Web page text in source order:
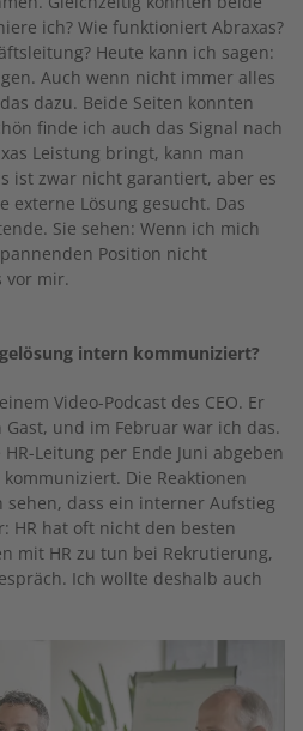
ich? Wie funktioniert Abraxas?
Heute kann ich sagen:
Auch wenn nicht immer alles
dazu. Beide Seiten konnten
finde ich auch das Signal nach
Leistung bringt, kann man
ist zwar nicht garantiert, aber es
Lösung gesucht. Das
Sie sehen: Wenn ich mich
Position nicht
vor mir.
intern kommuniziert?
Video-Podcast des CEO. Er
und im Februar war ich das.
Leitung per Ende Juni abgeben
Die Reaktionen
dass ein interner Aufstieg
HR hat oft nicht den besten
mit HR zu tun bei Rekrutierung,
Ich wollte deshalb auch